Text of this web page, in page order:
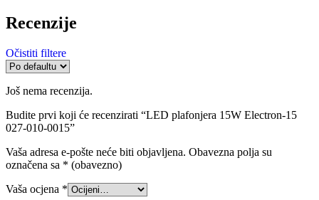
Recenzije
Očistiti filtere
Još nema recenzija.
Budite prvi koji će recenzirati “LED plafonjera 15W Electron-15
027-010-0015”
Vaša adresa e-pošte neće biti objavljena. Obavezna polja su
označena sa * (obavezno)
Vaša ocjena *